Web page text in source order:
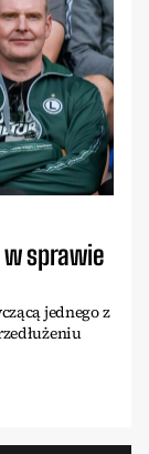
w sprawie
jednego z